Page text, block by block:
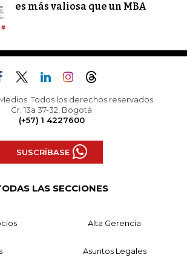
es más valiosa que un MBA
Todos los derechos reservados.
Cr. 13a 37-32, Bogotá
(+57) 1 4227600
SUSCRÍBASE
LAS SECCIONES
Alta Gerencia
Asuntos Legales